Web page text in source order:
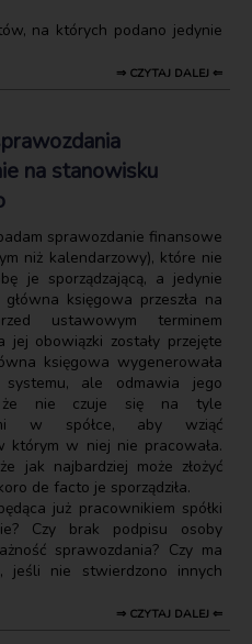
na których podano jedynie
⇒ CZYTAJ DALEJ ⇐
na stanowisku
sprawozdanie finansowe
niż kalendarzowy), które nie
je sporządzającą, a jedynie
księgowa przeszła na
ustawowym terminem
jej obowiązki zostały przejęte
księgowa wygenerowała
ale odmawia jego
że nie czuje się na tyle
w spółce, aby wziąć
którym w niej nie pracowała.
jak najbardziej może złożyć
de facto je sporządziła.
już pracownikiem spółki
Czy brak podpisu osoby
sprawozdania? Czy ma
jeśli nie stwierdzono innych
⇒ CZYTAJ DALEJ ⇐